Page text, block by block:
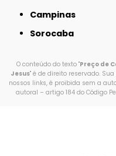
Campinas
Sorocaba
O conteúdo do texto "Preço de
Jesus" é de direito reservado.
nossos links, é proibida sem a
autoral – artigo 184 do Código